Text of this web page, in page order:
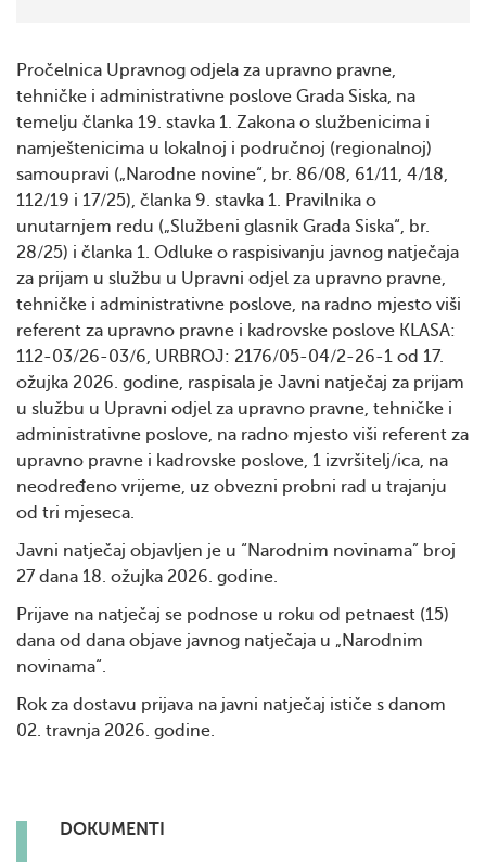
Pročelnica Upravnog odjela za upravno pravne,
tehničke i administrativne poslove Grada Siska, na
temelju članka 19. stavka 1. Zakona o službenicima i
namještenicima u lokalnoj i područnoj (regionalnoj)
samoupravi („Narodne novine“, br. 86/08, 61/11, 4/18,
112/19 i 17/25), članka 9. stavka 1. Pravilnika o
unutarnjem redu („Službeni glasnik Grada Siska“, br.
28/25) i članka 1. Odluke o raspisivanju javnog natječaja
za prijam u službu u Upravni odjel za upravno pravne,
tehničke i administrativne poslove, na radno mjesto viši
referent za upravno pravne i kadrovske poslove KLASA:
112-03/26-03/6, URBROJ: 2176/05-04/2-26-1 od 17.
ožujka 2026. godine, raspisala je Javni natječaj za prijam
u službu u Upravni odjel za upravno pravne, tehničke i
administrativne poslove, na radno mjesto viši referent za
upravno pravne i kadrovske poslove, 1 izvršitelj/ica, na
neodređeno vrijeme, uz obvezni probni rad u trajanju
od tri mjeseca.
Javni natječaj objavljen je u “Narodnim novinama” broj
27 dana 18. ožujka 2026. godine.
Prijave na natječaj se podnose u roku od petnaest (15)
dana od dana objave javnog natječaja u „Narodnim
novinama“.
Rok za dostavu prijava na javni natječaj ističe s danom
02. travnja 2026. godine.
DOKUMENTI